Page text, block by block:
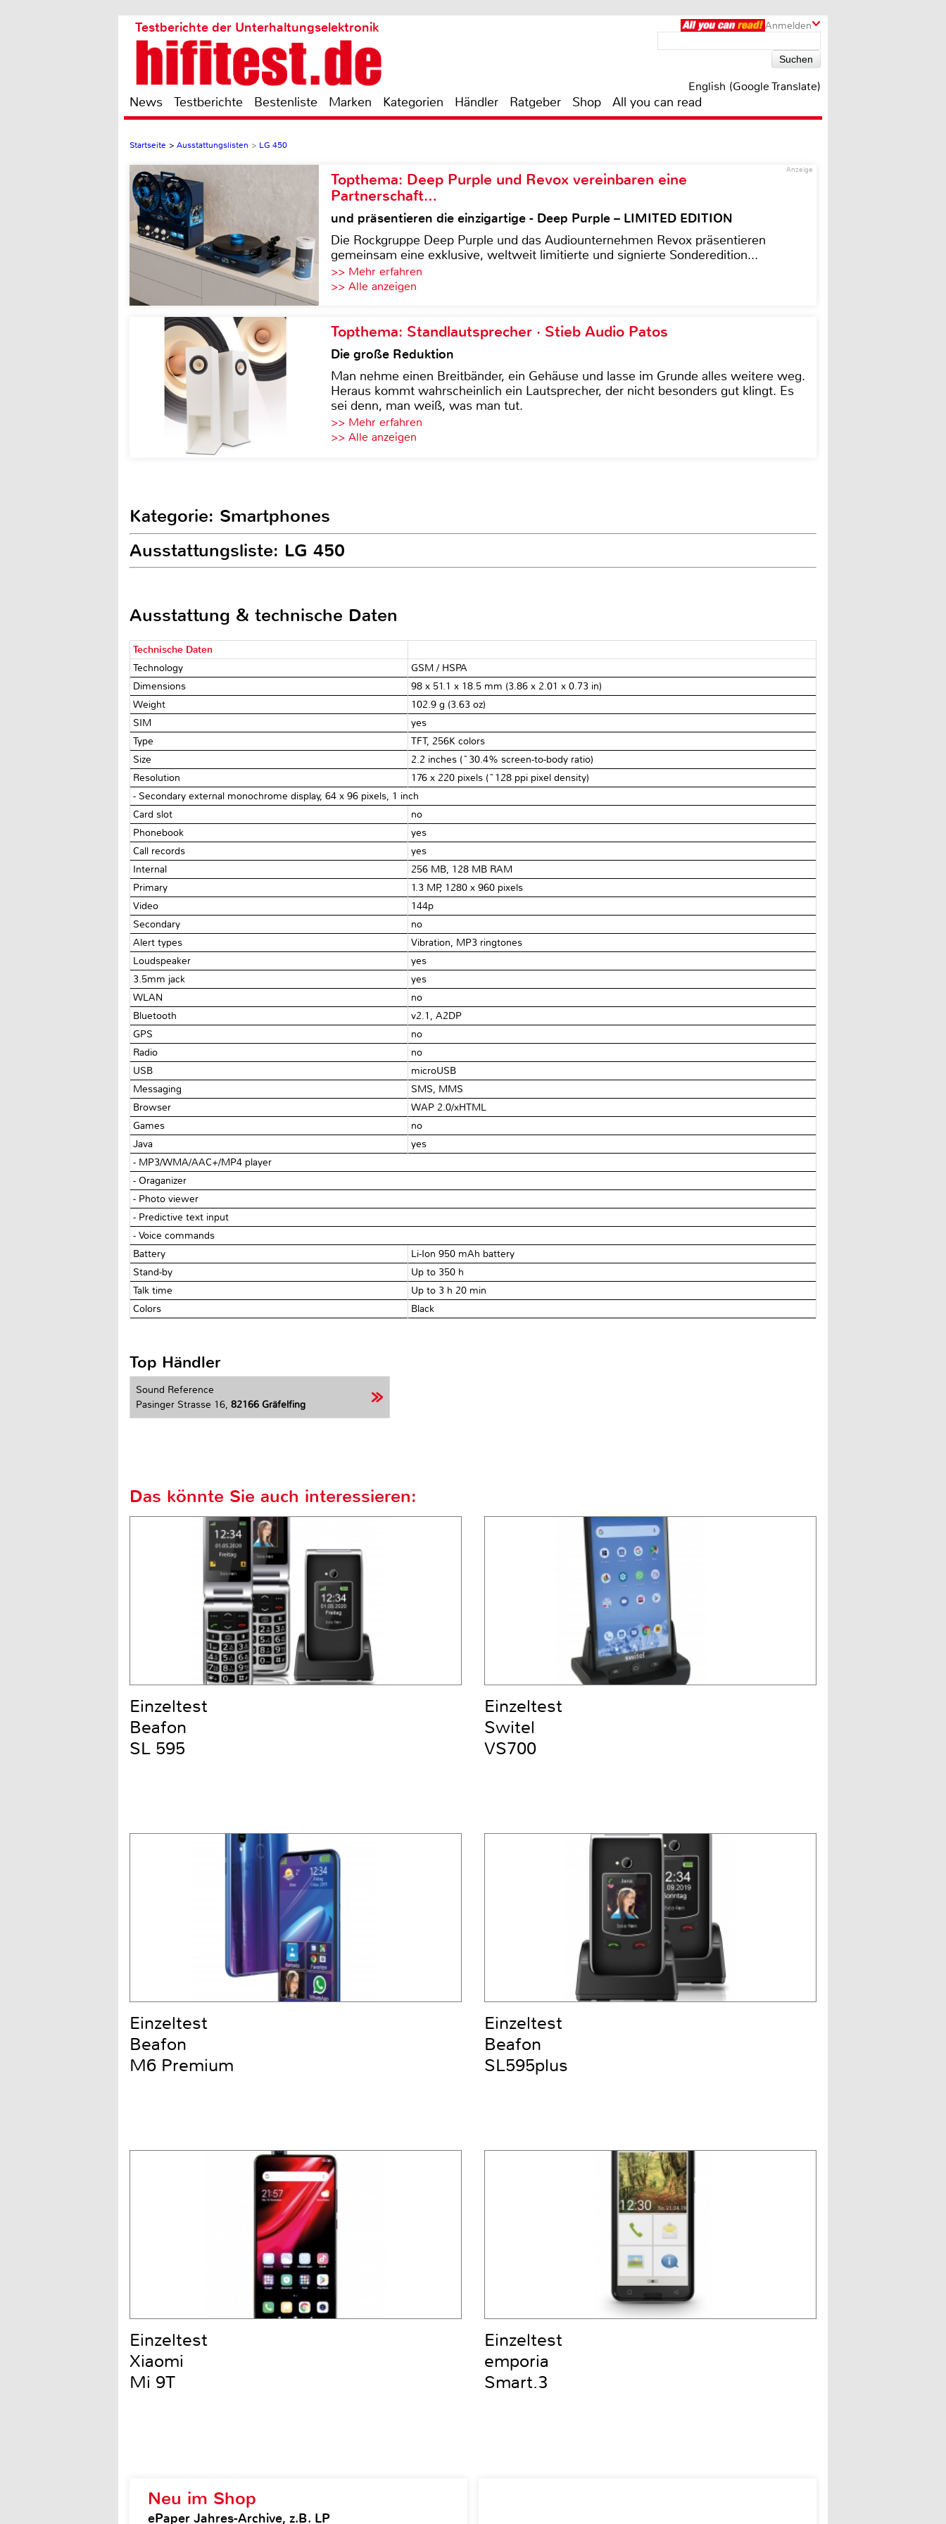
Anmelden
Testberichte der Unterhaltungselektronik
English (Google Translate)
News Testberichte Bestenliste Marken Kategorien Händler Ratgeber Shop All you can read
Startseite > Ausstattungslisten > LG 450
Anzeige
Topthema: Deep Purple und Revox vereinbaren eine
Partnerschaft…
und präsentieren die einzigartige - Deep Purple – LIMITED EDITION
Die Rockgruppe Deep Purple und das Audiounternehmen Revox präsentieren
gemeinsam eine exklusive, weltweit limitierte und signierte Sonderedition...
>> Mehr erfahren
>> Alle anzeigen
Topthema: Standlautsprecher · Stieb Audio Patos
Die große Reduktion
Man nehme einen Breitbänder, ein Gehäuse und lasse im Grunde alles weitere weg.
Heraus kommt wahrscheinlich ein Lautsprecher, der nicht besonders gut klingt. Es
sei denn, man weiß, was man tut.
>> Mehr erfahren
>> Alle anzeigen
Kategorie: Smartphones
Ausstattungsliste: LG 450
Ausstattung & technische Daten
Technische Daten
Technology
GSM / HSPA
Dimensions
98 x 51.1 x 18.5 mm (3.86 x 2.01 x 0.73 in)
Weight
102.9 g (3.63 oz)
SIM
yes
Type
TFT, 256K colors
Size
2.2 inches (~30.4% screen-to-body ratio)
Resolution
176 x 220 pixels (~128 ppi pixel density)
- Secondary external monochrome display, 64 x 96 pixels, 1 inch
Card slot
no
Phonebook
yes
Call records
yes
Internal
256 MB, 128 MB RAM
Primary
1.3 MP, 1280 x 960 pixels
Video
144p
Secondary
no
Alert types
Vibration, MP3 ringtones
Loudspeaker
yes
3.5mm jack
yes
WLAN
no
Bluetooth
v2.1, A2DP
GPS
no
Radio
no
USB
microUSB
Messaging
SMS, MMS
Browser
WAP 2.0/xHTML
Games
no
Java
yes
- MP3/WMA/AAC+/MP4 player
- Oraganizer
- Photo viewer
- Predictive text input
- Voice commands
Battery
Li-Ion 950 mAh battery
Stand-by
Up to 350 h
Talk time
Up to 3 h 20 min
Colors
Black
Top Händler
Sound Reference
Pasinger Strasse 16, 82166 Gräfelfing
Neu im Shop
ePaper Jahres-Archive, z.B. LP
Das könnte Sie auch interessieren:
Einzeltest
Beafon
SL 595
Einzeltest
Switel
VS700
Einzeltest
Beafon
M6 Premium
Einzeltest
Beafon
SL595plus
Einzeltest
Xiaomi
Mi 9T
Einzeltest
emporia
Smart.3